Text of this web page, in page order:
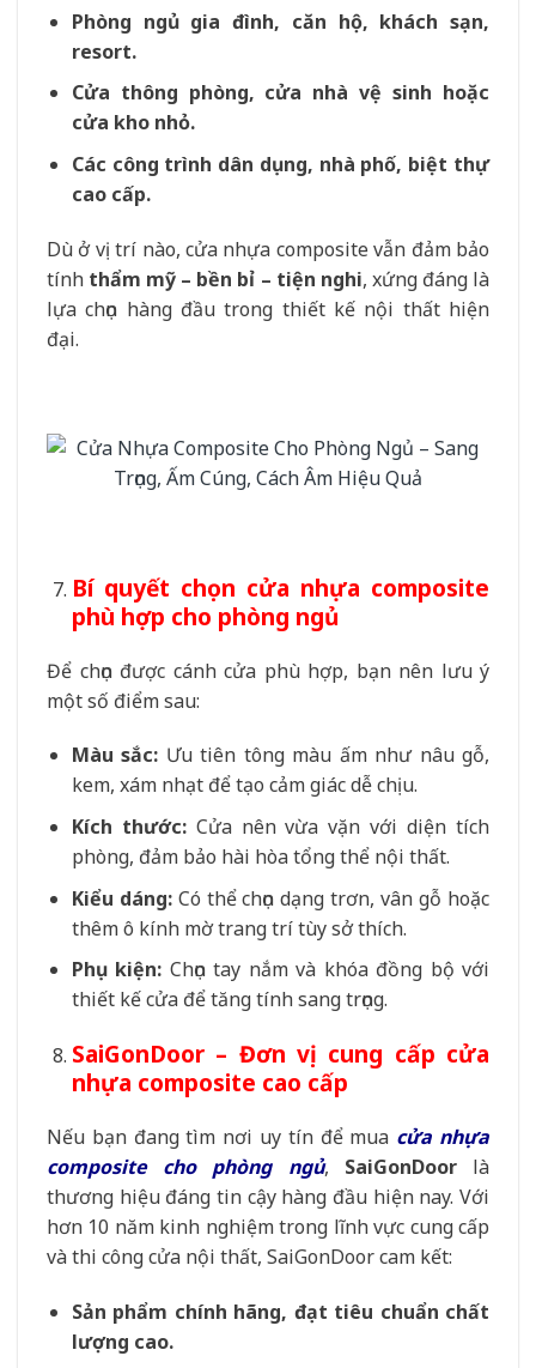
Phòng ngủ gia đình, căn hộ, khách sạn,
resort.
Cửa thông phòng, cửa nhà vệ sinh hoặc
cửa kho nhỏ.
Các công trình dân dụng, nhà phố, biệt thự
cao cấp.
Dù ở vị trí nào, cửa nhựa composite vẫn đảm bảo
tính thẩm mỹ – bền bỉ – tiện nghi, xứng đáng là
lựa chọn hàng đầu trong thiết kế nội thất hiện
đại.
Bí quyết chọn cửa nhựa composite
phù hợp cho phòng ngủ
Để chọn được cánh cửa phù hợp, bạn nên lưu ý
một số điểm sau:
Màu sắc: Ưu tiên tông màu ấm như nâu gỗ,
kem, xám nhạt để tạo cảm giác dễ chịu.
Kích thước:Cửa nên vừa vặn với diện tích
phòng, đảm bảo hài hòa tổng thể nội thất.
Kiểu dáng:Có thể chọn dạng trơn, vân gỗ hoặc
thêm ô kính mờ trang trí tùy sở thích.
Phụ kiện: Chọn tay nắm và khóa đồng bộ với
thiết kế cửa để tăng tính sang trọng.
SaiGonDoor – Đơn vị cung cấp cửa
nhựa composite cao cấp
Nếu bạn đang tìm nơi uy tín để mua cửa nhựa
composite cho phòng ngủ, SaiGonDoorlà
thương hiệu đáng tin cậy hàng đầu hiện nay. Với
hơn 10 năm kinh nghiệm trong lĩnh vực cung cấp
và thi công cửa nội thất, SaiGonDoor cam kết:
Sản phẩm chính hãng, đạt tiêu chuẩn chất
lượng cao.